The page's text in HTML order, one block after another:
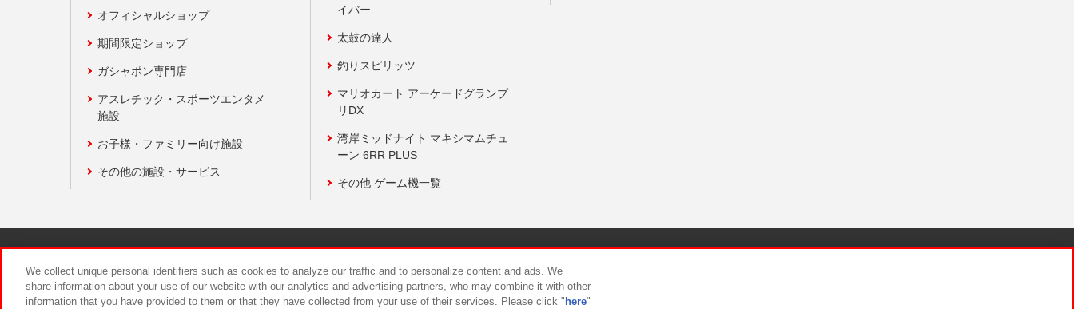
オフィシャルショップ
期間限定ショップ
ガシャポン専門店
アスレチック・スポーツエンタメ
施設
お子様・ファミリー向け施設
その他の施設・サービス
イバー
太鼓の達人
釣りスピリッツ
マリオカート アーケードグランプ
リDX
湾岸ミッドナイト マキシマムチュ
ーン 6RR PLUS
その他 ゲーム機一覧
食品のご提供について カスタマーハラスメント対応方針
We collect unique personal identifiers such as cookies to analyze our traffic and to personalize content and ads. We
share information about your use of our website with our analytics and advertising partners, who may combine it with other
information that you have provided to them or that they have collected from your use of their services. Please click " here"